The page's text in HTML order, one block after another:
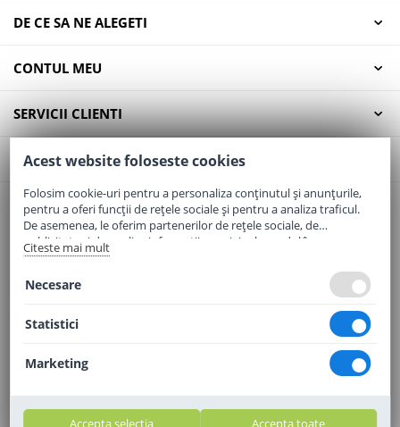
DE CE SA NE ALEGETI
CONTUL MEU
SERVICII CLIENTI
CONTACT
Email:office@elaptepraf.ro
Telefon:0745-964-449
Adresa:Sos. Borsului, Nr. 20, Oradea, Jud. Bihor
Acest website foloseste cookies
Folosim cookie-uri pentru a personaliza conținutul și anunțurile,
pentru a oferi funcții de rețele sociale și pentru a analiza traficul.
De asemenea, le oferim partenerilor de rețele sociale, de
publicitate și de analize informații cu privire la modul în care
folosiți site-ul nostru. Aceștia le pot combina cu alte informații
Citeste mai mult
Necesare
Statistici
Marketing
Accepta selectia Accepta toate